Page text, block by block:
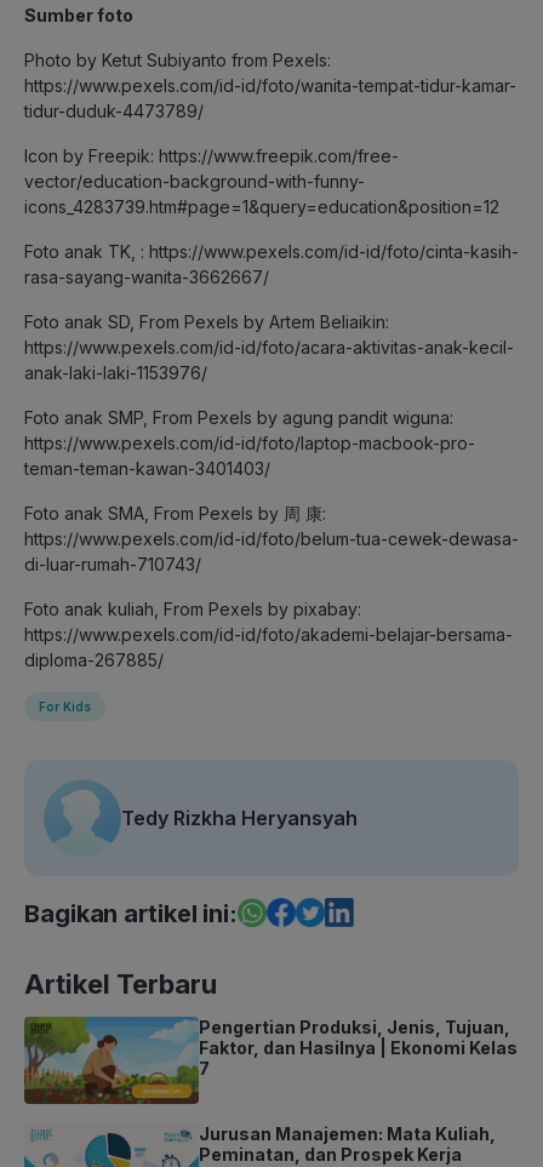
Sumber foto
Photo by Ketut Subiyanto from Pexels:
https://www.pexels.com/id-id/foto/wanita-tempat-tidur-kamar-
tidur-duduk-4473789/
Icon by Freepik: https://www.freepik.com/free-
vector/education-background-with-funny-
icons_4283739.htm#page=1&query=education&position=12
Foto anak TK, : https://www.pexels.com/id-id/foto/cinta-kasih-
rasa-sayang-wanita-3662667/
Foto anak SD, From Pexels by Artem Beliaikin:
https://www.pexels.com/id-id/foto/acara-aktivitas-anak-kecil-
anak-laki-laki-1153976/
Foto anak SMP, From Pexels by agung pandit wiguna:
https://www.pexels.com/id-id/foto/laptop-macbook-pro-
teman-teman-kawan-3401403/
Foto anak SMA, From Pexels by 周 康:
https://www.pexels.com/id-id/foto/belum-tua-cewek-dewasa-
di-luar-rumah-710743/
Foto anak kuliah, From Pexels by pixabay:
https://www.pexels.com/id-id/foto/akademi-belajar-bersama-
diploma-267885/
For Kids
Tedy Rizkha Heryansyah
Bagikan artikel ini:
Artikel Terbaru
Pengertian Produksi, Jenis, Tujuan,
Faktor, dan Hasilnya | Ekonomi Kelas
7
Jurusan Manajemen: Mata Kuliah,
Peminatan, dan Prospek Kerja